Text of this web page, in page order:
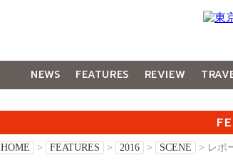
NEWS FEATURES REVIEW
HOME > FEATURES > 2016 > SCENE > レポ